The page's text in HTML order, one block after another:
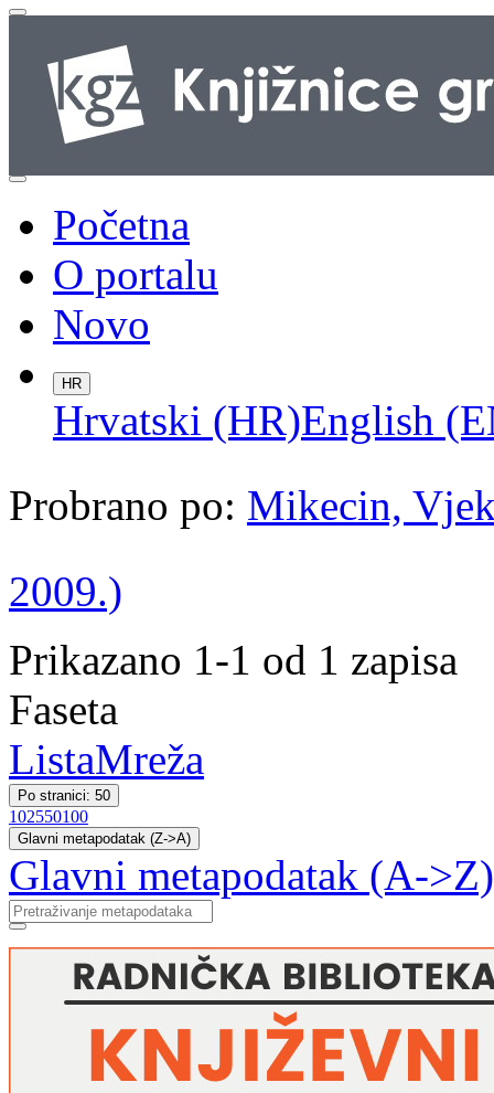
Početna
O portalu
Novo
HR
Hrvatski (HR)English
Probrano po: Mikecin,
2009.)
Prikazano 1-1 od 1 zapisa
Faseta
ListaMreža
Po stranici: 50
102550100
Glavni metapodatak (Z->A)
Glavni metapodatak (A->Z)